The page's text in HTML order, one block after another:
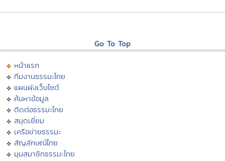
Go To Top
หน้าแรก
ทีมงานธรรมะไทย
แผนผังเว็บไซต์
ค้นหาข้อมูล
ติดต่อธรรมะไทย
สมุดเยี่ยม
เครือข่ายธรรมะ
สัญลักษณ์ไทย
มุมสมาชิกธรรมะไทย